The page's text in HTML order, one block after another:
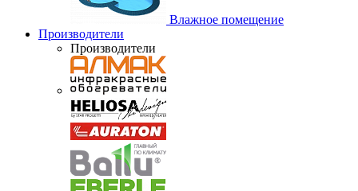
Влажное помещение
Производители
Производители